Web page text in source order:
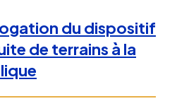
du dispositif
de terrains à la